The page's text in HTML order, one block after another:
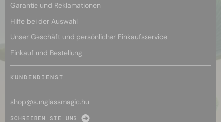
Garantie und Reklamationen
Hilfe bei der Auswahl
Unser Geschäft und persönlicher Einkaufsservice
Einkauf und Bestellung
KUNDENDIENST
shop@sunglassmagic.hu
SCHREIBEN SIE UNS